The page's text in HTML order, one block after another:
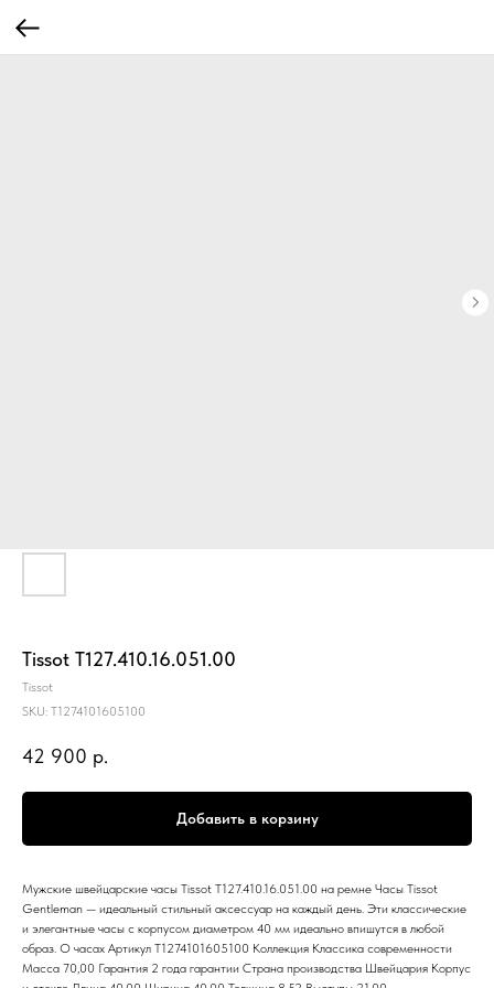
Tissot T127.410.16.051.00
Tissot
SKU: Т1274101605100
42 900 р.
Добавить в корзину
Мужские швейцарские часы Tissot T127.410.16.051.00 на ремне Часы Tissot
Gentleman — идеальный стильный аксессуар на каждый день. Эти классические
и элегантные часы с корпусом диаметром 40 мм идеально впишутся в любой
образ. О часах Артикул Т1274101605100 Коллекция Классика современности
Масса 70,00 Гарантия 2 года гарантии Страна производства Швейцария Корпус